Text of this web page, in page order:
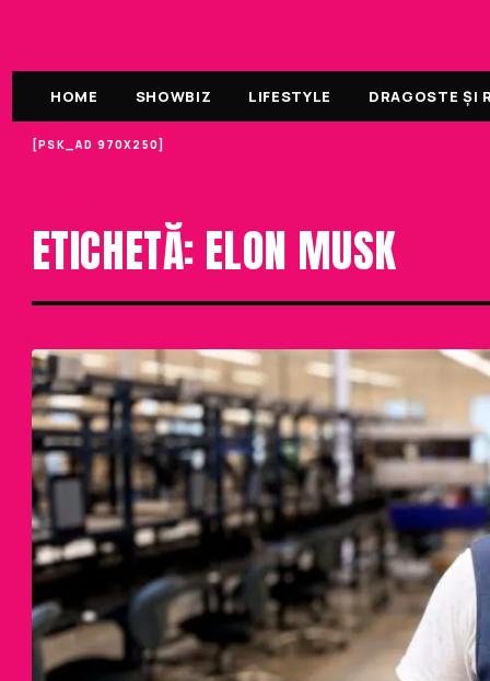
HOME SHOWBIZ LIFESTYLE DRAGOSTE ȘI
[PSK_AD 970X250]
ETICHETĂ: ELON MUSK